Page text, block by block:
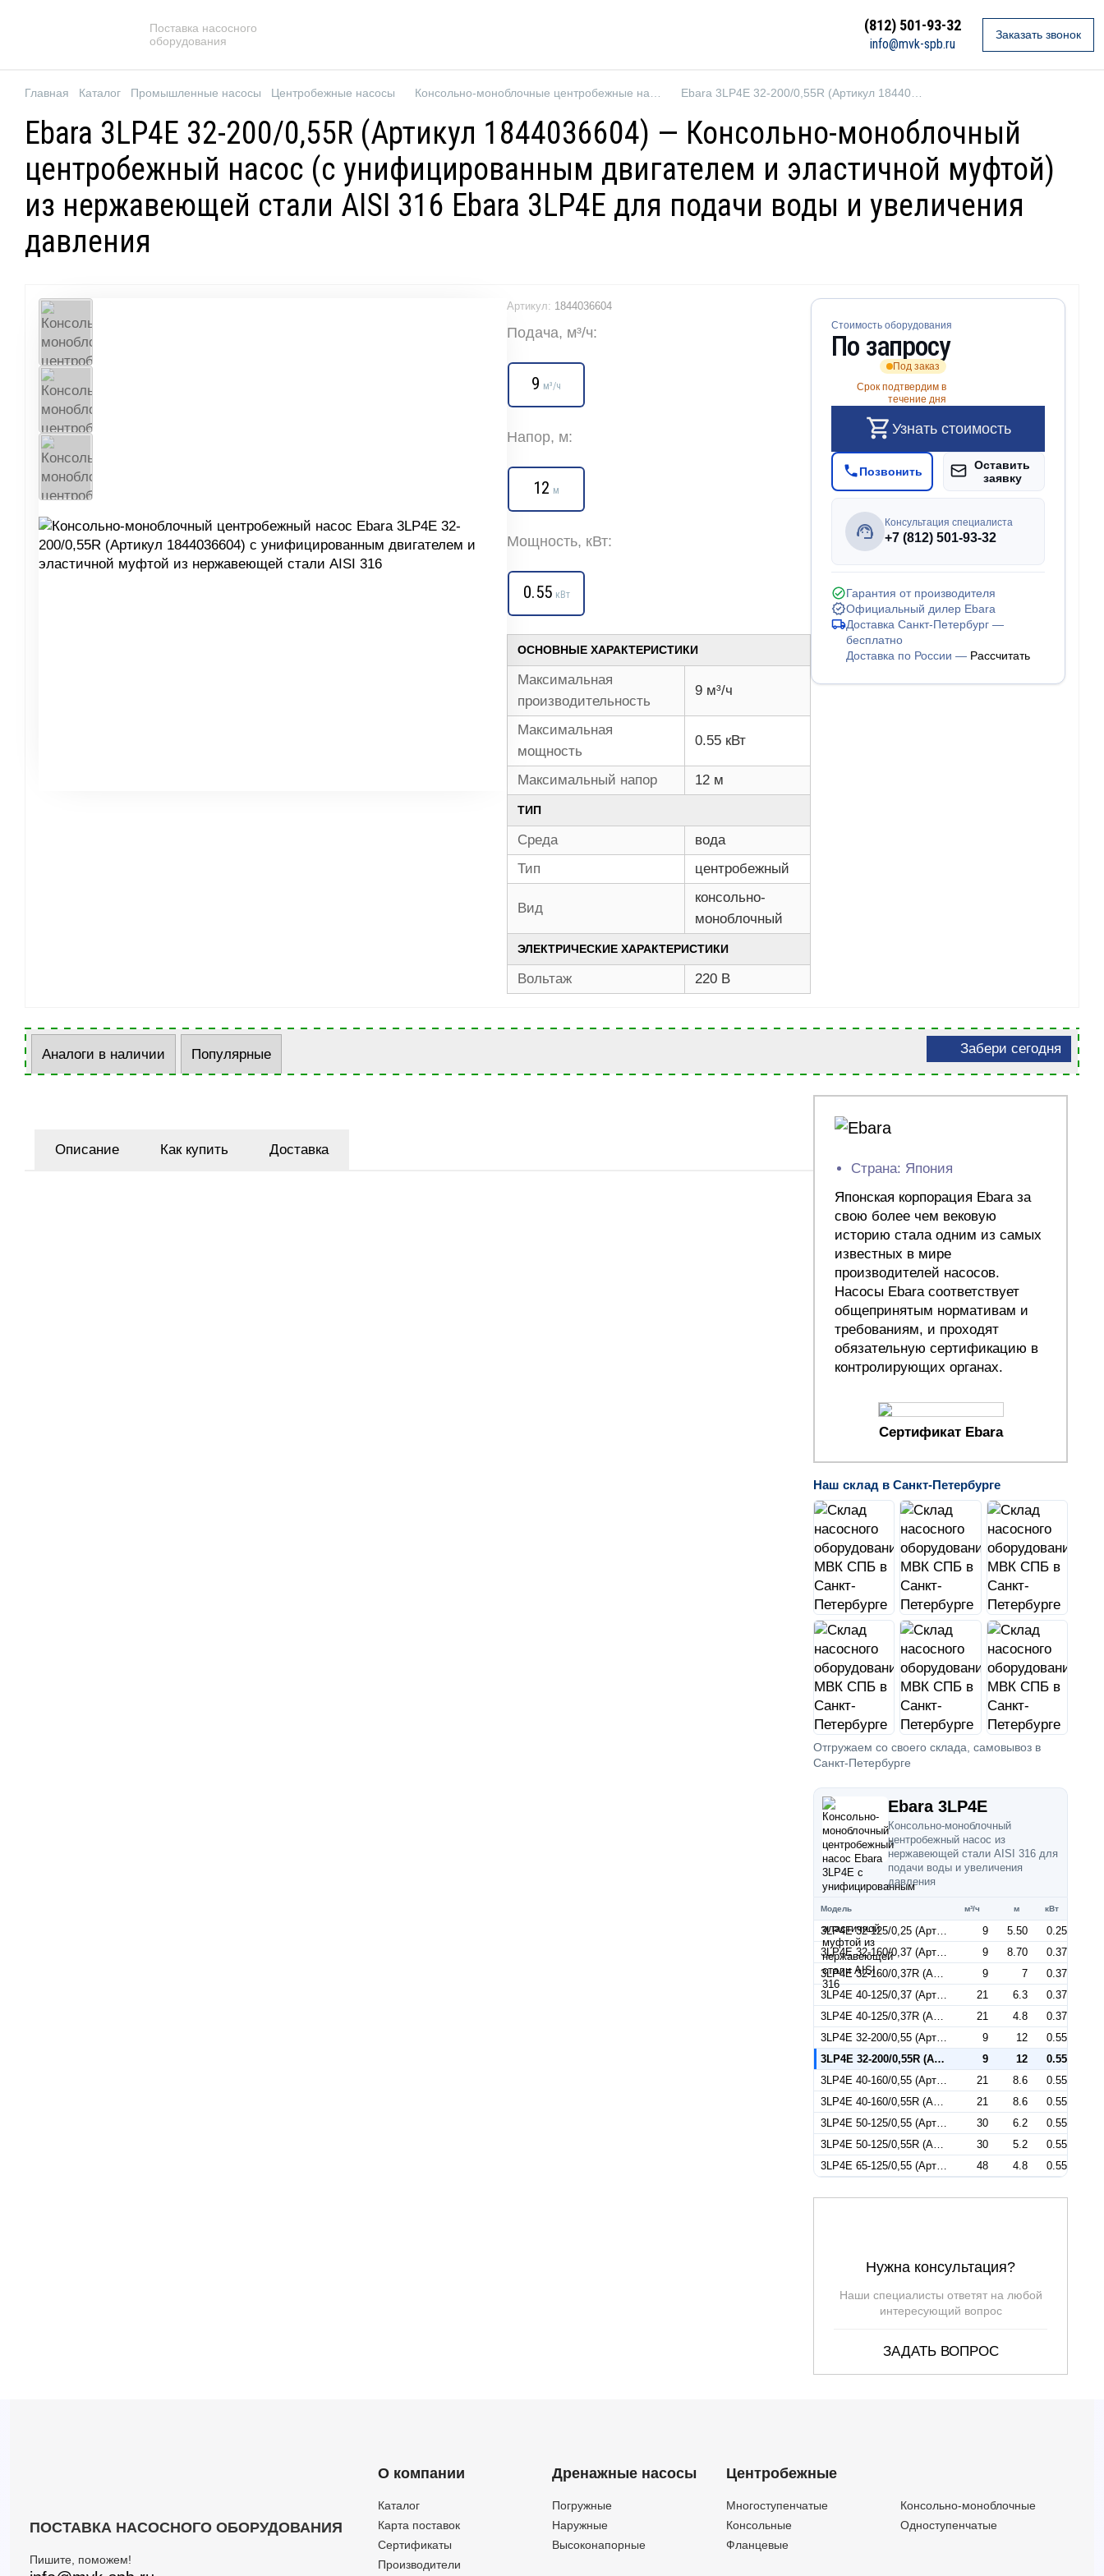
Поставка насосного
оборудования
(812) 501-93-32
info@mvk-spb.ru
Заказать звонок
Главная Каталог Промышленные насосы Центробежные насосы
Ebara 3LP4E 32-200/0,55R (Артикул 1844036604) — Консольно-моноблочный
центробежный насос (с унифицированным двигателем и эластичной муфтой)
из нержавеющей стали AISI 316 Ebara 3LP4E для подачи воды и увеличения
давления
Артикул: 1844036604
Подача, м³/ч:
9 м³/ч
Напор, м:
12 м
Мощность, кВт:
0.55 кВт
ОСНОВНЫЕ ХАРАКТЕРИСТИКИ
Максимальная
производительность
9 м³/ч
Максимальная
мощность
0.55 кВт
Максимальный напор 12 м
ТИП
Среда
вода
Тип
центробежный
Вид
консольно-
моноблочный
ЭЛЕКТРИЧЕСКИЕ ХАРАКТЕРИСТИКИ
Вольтаж 220 В
Стоимость оборудования
По запросу
Под заказ
Срок подтвердим в
течение дня
Узнать стоимость
Позвонить
Оставить
заявку
Консультация специалиста
+7 (812) 501-93-32
Гарантия от производителя
Официальный дилер Ebara
Доставка Санкт-Петербург —
бесплатно
Доставка по России — Рассчитать
Аналоги в наличии Популярные Забери сегодня
Описание Как купить
Доставка
Страна: Япония
Японская корпорация Ebara за
свою более чем вековую
историю стала одним из самых
известных в мире
производителей насосов.
Насосы Ebara соответствует
общепринятым нормативам и
требованиям, и проходят
обязательную сертификацию в
контролирующих органах.
Сертификат Ebara
Наш склад в Санкт-Петербурге
Отгружаем со своего склада, самовывоз в
Санкт-Петербурге
Ebara 3LP4E
Консольно-моноблочный
центробежный насос из
нержавеющей стали AISI 316 для
подачи воды и увеличения
давления
Модель м³/ч м кВт
3LP4E 32-125/0,25 (Артикул 1843016604) 9 5.50
0.25
3LP4E 32-160/0,37 (Артикул 1843026604)
9 8.70
0.37
3LP4E 32-160/0,37R (Артикул 1844026604)
9 7
0.37
3LP4E 40-125/0,37 (Артикул 1853026604)
21 6.3
0.37
3LP4E 40-125/0,37R (Артикул 1854026604)
21 4.8
0.37
3LP4E 32-200/0,55 (Артикул 1843036604)
9 12
0.55
3LP4E 32-200/0,55R (Артикул 1844036604)
9 12
0.55
3LP4E 40-160/0,55 (Артикул 1853036604)
21 8.6
0.55
3LP4E 40-160/0,55R (Артикул 1854036604)
21 8.6
0.55
3LP4E 50-125/0,55 (Артикул 1863036604)
30 6.2
0.55
3LP4E 50-125/0,55R (Артикул 1864036604)
30 5.2
0.55
3LP4E 65-125/0,55 (Артикул 1878336604)
48 4.8 0.55
Нужна консультация?
Наши специалисты ответят на любой
интересующий вопрос
ЗАДАТЬ ВОПРОС
ПОСТАВКА НАСОСНОГО ОБОРУДОВАНИЯ
Пишите, поможем!
О компании
Каталог
Карта поставок
Сертификаты
Производители
Дренажные насосы
Погружные
Наружные
Высоконапорные
Центробежные
Многоступенчатые
Консольно-моноблочные
Консольные
Одноступенчатые
Фланцевые